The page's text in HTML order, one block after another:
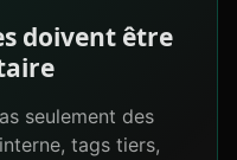
doivent être
seulement des
tags tiers,